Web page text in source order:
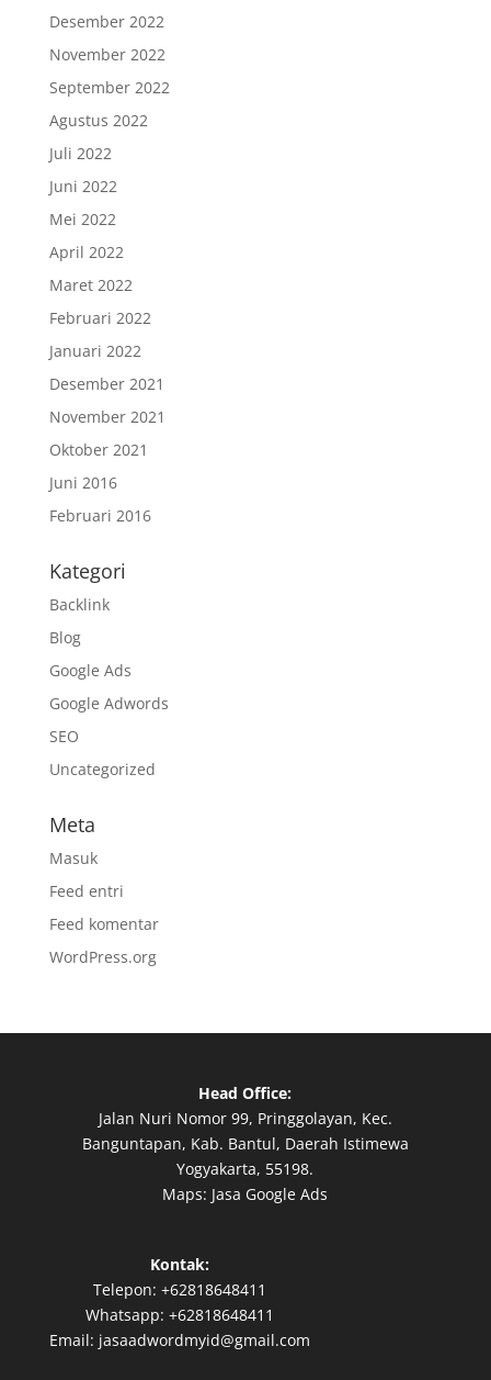
Desember 2022
November 2022
September 2022
Agustus 2022
Juli 2022
Juni 2022
Mei 2022
April 2022
Maret 2022
Februari 2022
Januari 2022
Desember 2021
November 2021
Oktober 2021
Juni 2016
Februari 2016
Kategori
Backlink
Blog
Google Ads
Google Adwords
SEO
Uncategorized
Meta
Masuk
Feed entri
Feed komentar
WordPress.org
Head Office:
Jalan Nuri Nomor 99, Pringgolayan, Kec.
Banguntapan, Kab. Bantul, Daerah Istimewa
Yogyakarta, 55198.
Maps: Jasa Google Ads
Kontak:
Telepon: +62818648411
Whatsapp: +62818648411
Email: jasaadwordmyid@gmail.com